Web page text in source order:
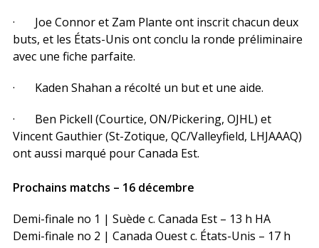
· Joe Connor et Zam Plante ont inscrit chacun deux
buts, et les États-Unis ont conclu la ronde préliminaire
avec une fiche parfaite.
· Kaden Shahan a récolté un but et une aide.
· Ben Pickell (Courtice, ON/Pickering, OJHL) et
Vincent Gauthier (St-Zotique, QC/Valleyfield, LHJAAAQ)
ont aussi marqué pour Canada Est.
Prochains matchs – 16 décembre
Demi-finale no 1 | Suède c. Canada Est – 13 h HA
Demi-finale no 2 | Canada Ouest c. États-Unis – 17 h